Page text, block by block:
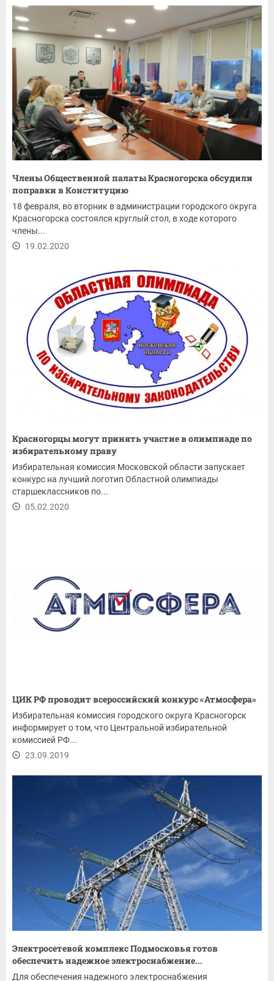
Члены Общественной палаты Красногорска обсудили
поправки в Конституцию
18 февраля, во вторник в администрации городского округа
Красногорска состоялся круглый стол, в ходе которого
члены...
19.02.2020
Красногорцы могут принять участие в олимпиаде по
избирательному праву
Избирательная комиссия Московской области запускает
конкурс на лучший логотип Областной олимпиады
старшеклассников по...
05.02.2020
ЦИК РФ проводит всероссийский конкурс «Атмосфера»
Избирательная комиссия городского округа Красногорск
информирует о том, что Центральной избирательной
комиссией РФ...
23.09.2019
Электросетевой комплекс Подмосковья готов
обеспечить надежное электроснабжение...
Для обеспечения надежного электроснабжения